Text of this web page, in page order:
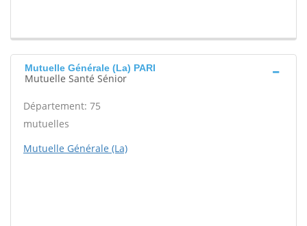
Mutuelle Générale (La) PARI
Mutuelle Santé Sénior
Département: 75
mutuelles
Mutuelle Générale (La)